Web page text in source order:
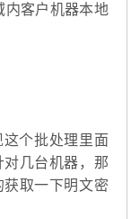
内客户机器本地
个批处理里面
几台机器，那
取一下明文密